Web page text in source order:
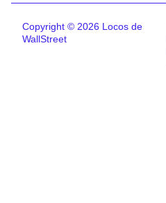
Copyright © 2026 Locos de
WallStreet